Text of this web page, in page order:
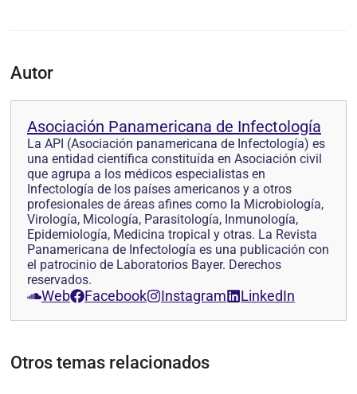
Autor
Asociación Panamericana de Infectología
La API (Asociación panamericana de Infectología) es
una entidad científica constituída en Asociación civil
que agrupa a los médicos especialistas en
Infectología de los países americanos y a otros
profesionales de áreas afines como la Microbiología,
Virología, Micología, Parasitología, Inmunología,
Epidemiología, Medicina tropical y otras. La Revista
Panamericana de Infectología es una publicación con
el patrocinio de Laboratorios Bayer. Derechos
reservados.
Web Facebook Instagram LinkedIn
Otros temas relacionados